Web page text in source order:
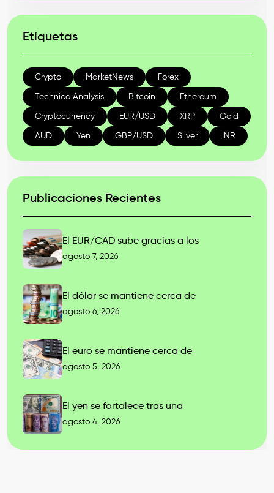
Etiquetas
Crypto MarketNews Forex
TechnicalAnalysis Bitcoin Ethereum
Cryptocurrency EUR/USD XRP Gold
AUD Yen GBP/USD Silver INR
Publicaciones Recientes
El EUR/CAD sube gracias a los
agosto 7, 2026
El dólar se mantiene cerca de
agosto 6, 2026
El euro se mantiene cerca de
agosto 5, 2026
El yen se fortalece tras una
agosto 4, 2026